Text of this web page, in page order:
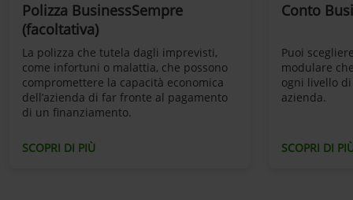
Polizza BusinessSempre
(facoltativa)
La polizza che tutela dagli imprevisti,
come infortuni o malattia, che possono
compromettere la capacità economica
dell’azienda di far fronte al pagamento
di un finanziamento.
SCOPRI DI PIÙ
Conto
Puoi
modulare
ogni livello
azienda.
SCOPRI DI